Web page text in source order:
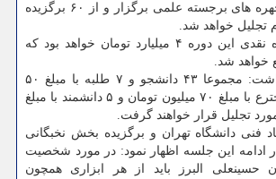
خیریه و برخی از چهره های برجسته علمی برگزار و از ۶۰ برگزیده
تجلیل خواهد شد.
بگفته ارشدی جایزه نقدی این دوره ۴ میلیارد تومان خواهد بود که
خواهد شد.
او در آخر اظهار داشت: مجموعا ۴۳ دانشجو و ۷ طلبه با مبلغ ۵۰
میلیون تومان، ۵ مخترع با مبلغ ۷۰ میلیون تومان و ۵ دانشمند با مبلغ
فنی دانشگاه تهران و برگزیده بخش نخبگانی
البرز ۱۴۰۰ در ادامه این جلسه اظهار نمود: در مورد شخصیت
حسینعلی البرز باید از هر ابزاری همچون